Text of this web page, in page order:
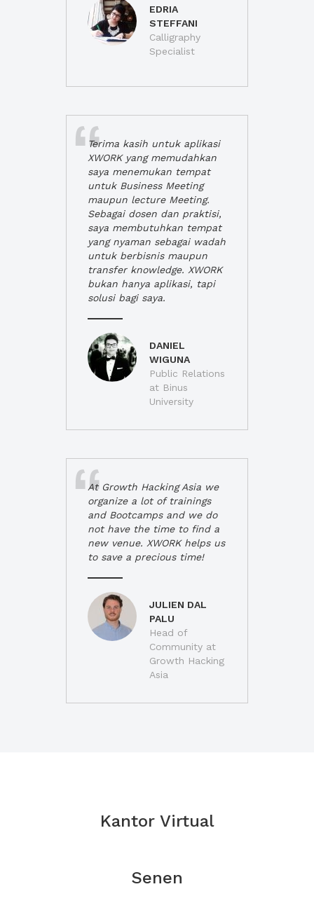
EDRIA
STEFFANI
Calligraphy
Specialist
Terima kasih untuk aplikasi
XWORK yang memudahkan
saya menemukan tempat
untuk Business Meeting
maupun lecture Meeting.
Sebagai dosen dan praktisi,
saya membutuhkan tempat
yang nyaman sebagai wadah
untuk berbisnis maupun
transfer knowledge. XWORK
bukan hanya aplikasi, tapi
solusi bagi saya.
DANIEL
WIGUNA
Public Relations
at Binus
University
At Growth Hacking Asia we
organize a lot of trainings
and Bootcamps and we do
not have the time to find a
new venue. XWORK helps us
to save a precious time!
JULIEN DAL
PALU
Head of
Community at
Growth Hacking
Asia
Kantor Virtual
Senen